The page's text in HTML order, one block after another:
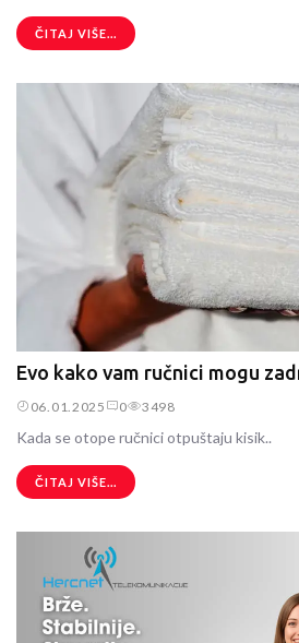
ČITAJ VIŠE...
Evo kako vam ručnici mogu
06.01.2025 0 3498
Kada se otope ručnici otpuštaju kisik..
ČITAJ VIŠE...